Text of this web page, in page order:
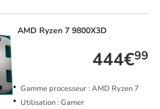
AMD Ryzen 7 9800X3D
444€99
Gamme processeur : AMD Ryzen 7
Utilisation : Gamer